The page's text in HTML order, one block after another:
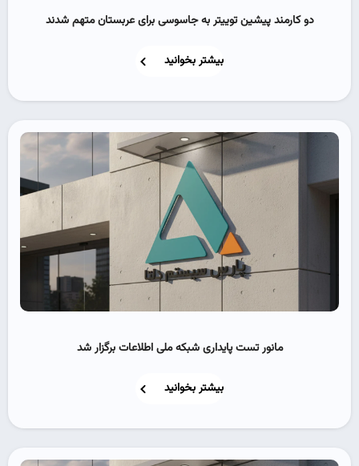
دو کارمند پیشین توییتر به جاسوسی برای عربستان متهم شدند
بیشتر بخوانید
مانور تست پایداری شبکه ملی اطلاعات برگزار شد
بیشتر بخوانید